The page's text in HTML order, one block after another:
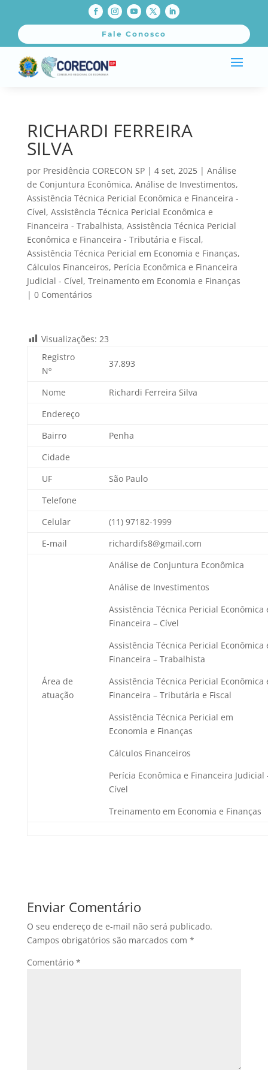
Fale Conosco
RICHARDI FERREIRA
SILVA
por Presidência CORECON SP| 4 set, 2025| Análise
de Conjuntura Econômica, Análise de Investimentos,
Assistência Técnica Pericial Econômica e Financeira -
Cível, Assistência Técnica Pericial Econômica e
Financeira - Trabalhista, Assistência Técnica Pericial
Econômica e Financeira - Tributária e Fiscal,
Assistência Técnica Pericial em Economia e Finanças,
Cálculos Financeiros, Perícia Econômica e Financeira
Judicial - Cível, Treinamento em Economia e Finanças
| 0 Comentários
Visualizações: 23
Registro
Nº
37.893
Nome Richardi Ferreira Silva
Endereço
Bairro
Penha
Cidade
UF
São Paulo
Telefone
Celular
(11) 97182-1999
E-mail
richardifs8@gmail.com
Área de
atuação
Análise de Conjuntura Econômica
Análise de Investimentos
Assistência Técnica Pericial Econômica
Financeira – Cível
Assistência Técnica Pericial Econômica
Financeira – Trabalhista
Assistência Técnica Pericial Econômica
Financeira – Tributária e Fiscal
Assistência Técnica Pericial em
Economia e Finanças
Cálculos Financeiros
Perícia Econômica e Financeira Judicial
Cível
Treinamento em Economia e Finanças
Enviar Comentário
O seu endereço de e-mail não será publicado.
Campos obrigatórios são marcados com *
Comentário *